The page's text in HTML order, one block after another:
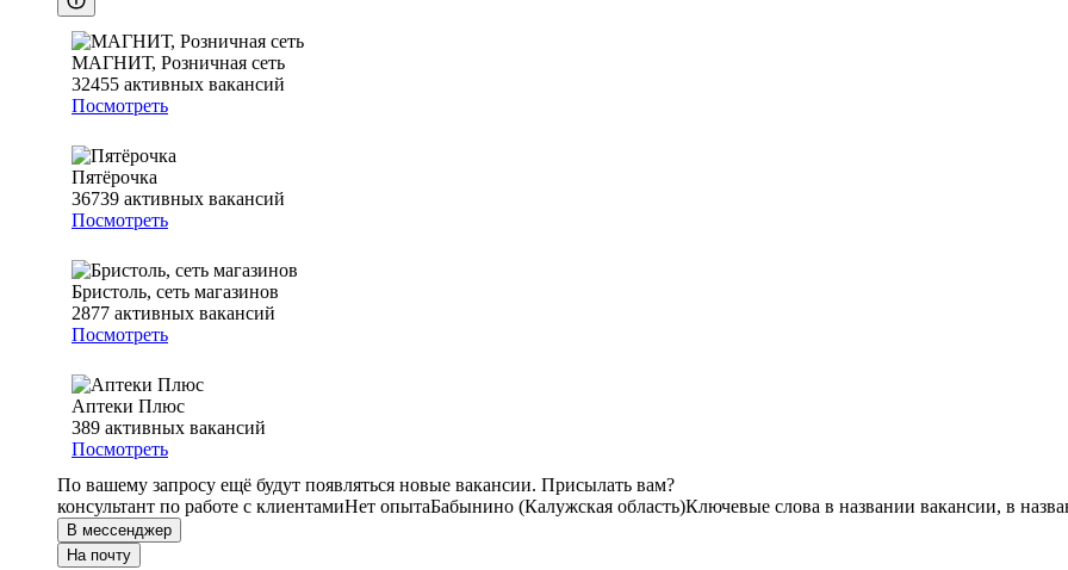
МАГНИТ, Розничная сеть
32455 активных вакансий
Посмотреть
Пятёрочка
36739 активных вакансий
Посмотреть
Бристоль, сеть магазинов
2877 активных вакансий
Посмотреть
Аптеки Плюс
389 активных вакансий
Посмотреть
По вашему запросу ещё будут появляться новые вакансии. Присылать вам?
консультант по работе с клиентамиНет опытаБабынино (Калужская область)Ключевые слова в названии вакансии, в
В мессенджер
На почту